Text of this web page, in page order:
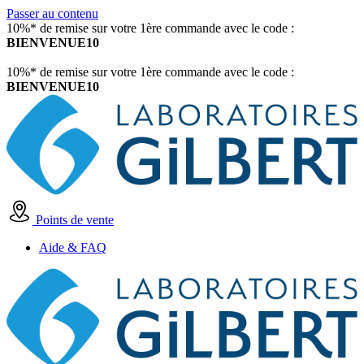
Passer au contenu
10%* de remise sur votre 1ère commande avec le code :
BIENVENUE10
10%* de remise sur votre 1ère commande avec le code :
BIENVENUE10
Points de vente
Aide & FAQ